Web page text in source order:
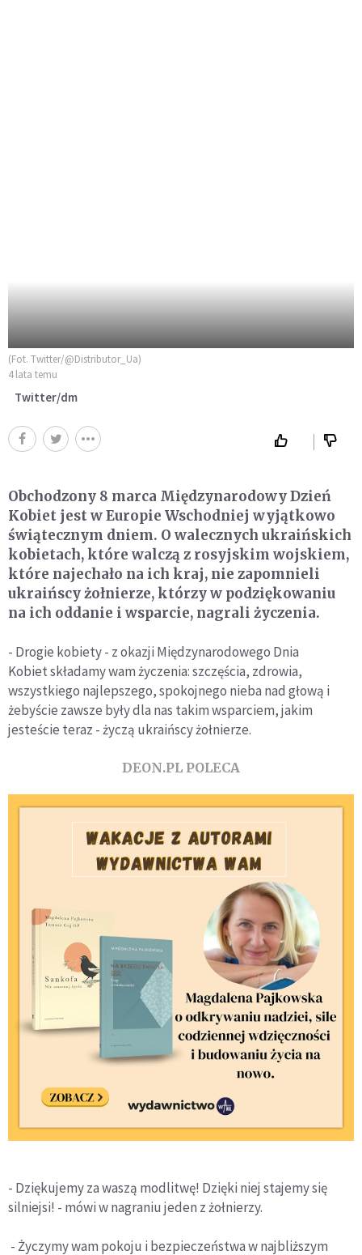
(Fot. Twitter/@Distributor_Ua)
4 lata temu
Twitter/dm
Obchodzony 8 marca Międzynarodowy Dzień
Kobiet jest w Europie Wschodniej wyjątkowo
świątecznym dniem. O walecznych ukraińskich
kobietach, które walczą z rosyjskim wojskiem,
które najechało na ich kraj, nie zapomnieli
ukraińscy żołnierze, którzy w podziękowaniu
na ich oddanie i wsparcie, nagrali życzenia.
- Drogie kobiety - z okazji Międzynarodowego Dnia
Kobiet składamy wam życzenia: szczęścia, zdrowia,
wszystkiego najlepszego, spokojnego nieba nad głową i
żebyście zawsze były dla nas takim wsparciem, jakim
jesteście teraz - życzą ukraińscy żołnierze.
DEON.PL POLECA
- Dziękujemy za waszą modlitwę! Dzięki niej stajemy się
silniejsi! - mówi w nagraniu jeden z żołnierzy.
- Życzymy wam pokoju i bezpieczeństwa w najbliższym